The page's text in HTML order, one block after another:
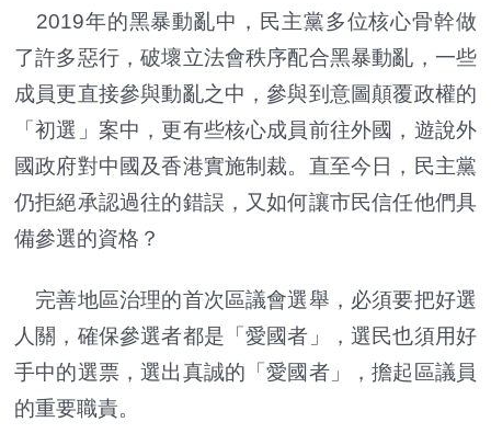
2019年的黑暴動亂中，民主黨多位核心骨幹做
了許多惡行，破壞立法會秩序配合黑暴動亂，一些
成員更直接參與動亂之中，參與到意圖顛覆政權的
「初選」案中，更有些核心成員前往外國，遊說外
國政府對中國及香港實施制裁。直至今日，民主黨
仍拒絕承認過往的錯誤，又如何讓市民信任他們具
備參選的資格？
完善地區治理的首次區議會選舉，必須要把好選
人關，確保參選者都是「愛國者」，選民也須用好
手中的選票，選出真誠的「愛國者」，擔起區議員
的重要職責。